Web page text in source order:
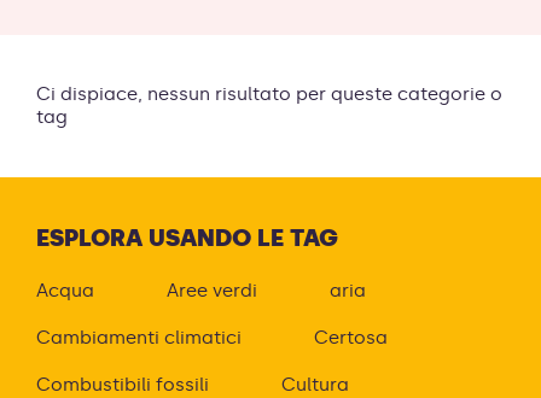
Ci dispiace, nessun risultato per queste categorie o
tag
ESPLORA USANDO LE TAG
Acqua Aree verdi aria
Cambiamenti climatici Certosa
Combustibili fossili Cultura